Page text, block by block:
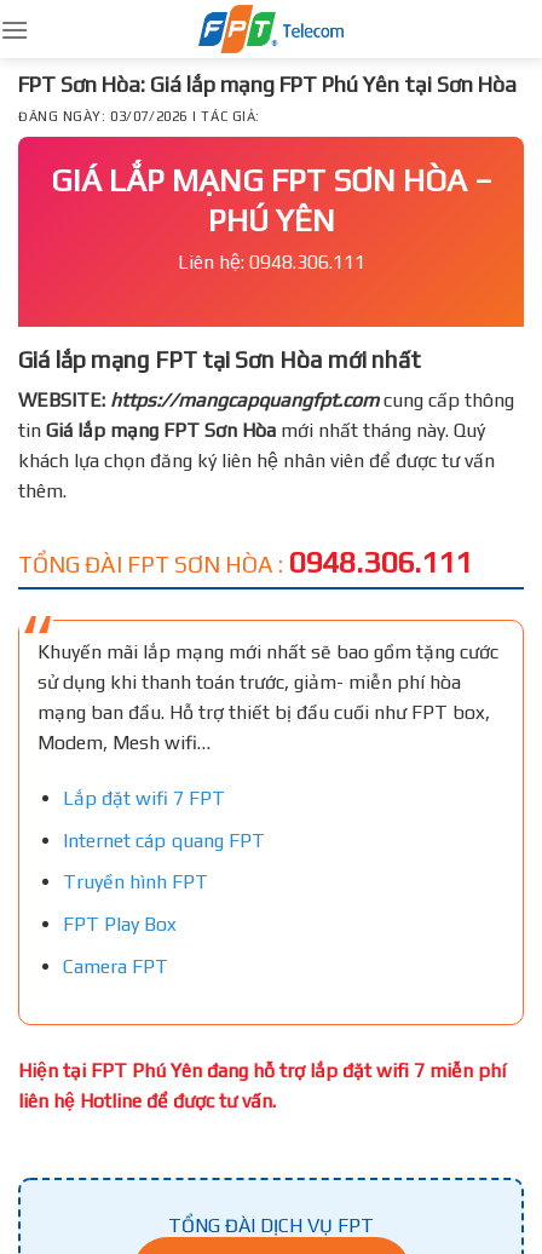
to
content
FPT Sơn Hòa: Giá lắp mạng FPT Phú Yên tại Sơn Hòa
ĐĂNG NGÀY: 03/07/2026 | TÁC GIẢ:
GIÁ LẮP MẠNG FPT SƠN HÒA –
PHÚ YÊN
Liên hệ: 0948.306.111
Giá lắp mạng FPT tại Sơn Hòa mới nhất
WEBSITE: https://mangcapquangfpt.comcung cấp thông
tin Giá lắp mạng FPT Sơn Hòa mới nhất tháng này. Quý
khách lựa chọn đăng ký liên hệ nhân viên để được tư vấn
thêm.
TỔNG ĐÀI FPT SƠN HÒA : 0948.306.111
Khuyến mãi lắp mạng mới nhất sẽ bao gồm tặng cước
sử dụng khi thanh toán trước, giảm- miễn phí hòa
mạng ban đầu. Hỗ trợ thiết bị đầu cuối như FPT box,
Modem, Mesh wifi…
Lắp đặt wifi 7 FPT
Internet cáp quang FPT
Truyền hình FPT
FPT Play Box
Camera FPT
Hiện tại FPT Phú Yên đang hỗ trợ lắp đặt wifi 7 miễn phí
liên hệ Hotline để được tư vấn.
TỔNG ĐÀI DỊCH VỤ FPT